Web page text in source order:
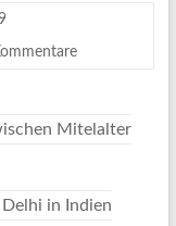
Mitelalter
in Indien